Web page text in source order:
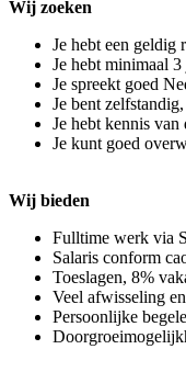
Wij zoeken
Je hebt een geldig
Je hebt minimaal
Je spreekt goed
Je bent
Je hebt kennis van
Je kunt goed
Wij bieden
Fulltime werk via
Salaris conform
Toeslagen, 8%
Veel afwisseling
Persoonlijke